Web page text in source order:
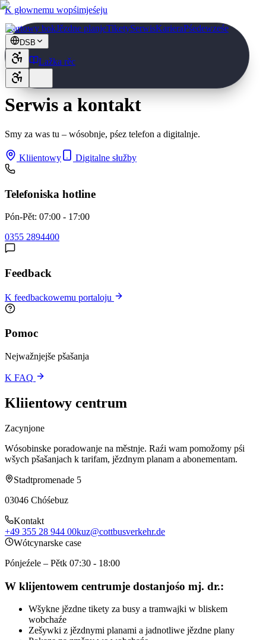
K głownemu wopśimjeśeju
Startowy bokJězdne planjeTiketySerwisKarieraPśedewześe
DSB
Lažka rěc
Serwis a kontakt
Smy za was tu – wósobnje, pśez telefon a digitalnje.
Kliientowy Digitalne słužby
Telefoniska hotline
Pón-Pět: 07:00 - 17:00
0355 2894400
Feedback
K feedbackowemu portaloju
Pomoc
Nejwažnjejše pšašanja
K FAQ
Kliientowy centrum
Zacynjone
Wósobinske poradowanje na městnje. Raźi wam pomožomy pśi
wšych pšašanjach k tarifam, jězdnym planam a abonementam.
Stadtpromenade 5
03046 Chóśebuz
Kontakt
+49 355 28 944 00kuz@cottbusverkehr.de
Wótcynarske case
Pónjeźele – Pětk 07:30 - 18:00
W klijentowem centrumje dostanjośo mj. dr.:
Wšykne jězdne tikety za busy a tramwajki w bliskem
wobchaźe
Zešywki z jězdnymi planami a jadnotliwe jězdne plany